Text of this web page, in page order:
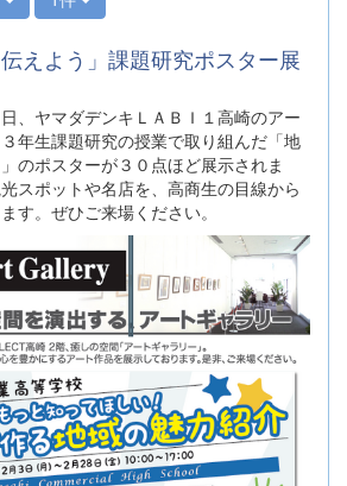
伝えよう」課題研究ポスター展
、ヤマダデンキＬＡＢＩ１高崎のアー
年生課題研究の授業で取り組んだ「地
のポスターが３０点ほど展示されま
スポットや名店を、高商生の目線から
す。ぜひご来場ください。